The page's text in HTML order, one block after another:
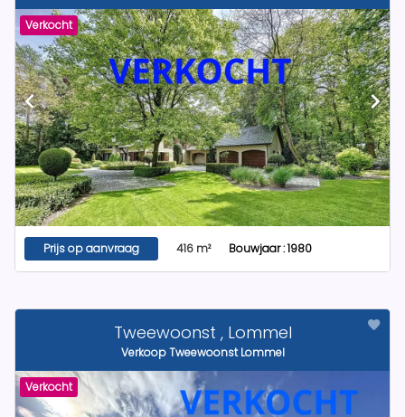
Prijs op aanvraag 416 m² Bouwjaar : 1980
Verkocht
Tweewoonst , Lommel
Verkoop Tweewoonst Lommel
Verkocht